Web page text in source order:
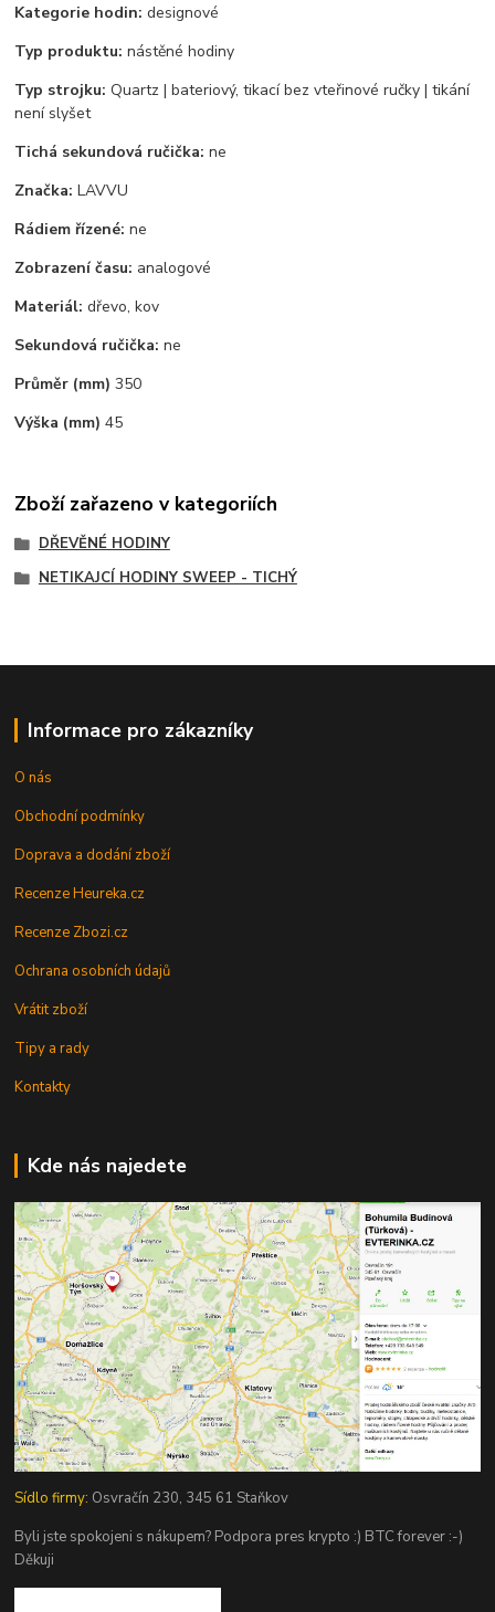
Kategorie hodin: designové
Typ produktu: nástěné hodiny
Typ strojku: Quartz | bateriový, tikací bez vteřinové ručky | tikání
není slyšet
Tichá sekundová ručička: ne
Značka: LAVVU
Rádiem řízené: ne
Zobrazení času: analogové
Materiál: dřevo, kov
Sekundová ručička: ne
Průměr (mm) 350
Výška (mm) 45
Zboží zařazeno v kategoriích
DŘEVĚNÉ HODINY
NETIKAJCÍ HODINY SWEEP - TICHÝ
Informace pro zákazníky
O nás
Obchodní podmínky
Doprava a dodání zboží
Recenze Heureka.cz
Recenze Zbozi.cz
Ochrana osobních údajů
Vrátit zboží
Tipy a rady
Kontakty
Kde nás najedete
Sídlo firmy: Osvračín 230, 345 61 Staňkov
Byli jste spokojeni s nákupem? Podpora pres krypto :) BTC forever :-)
Děkuji